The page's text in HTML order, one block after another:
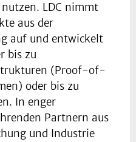
LDC nimmt
aus der
auf und entwickelt
bis zu
(Proof-of-
oder bis zu
In enger
Partnern aus
und Industrie